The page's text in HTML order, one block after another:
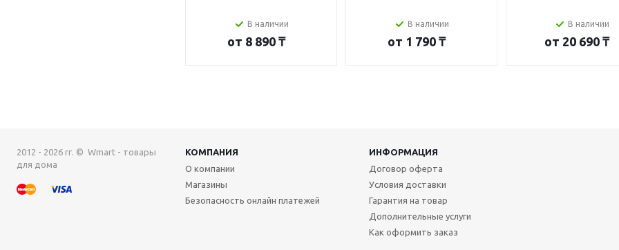
В наличии
от 8 890 ₸
В наличии
от 1 790 ₸
В наличии
от 20 690 ₸
2012 - 2026 гг. © Wmart - товары
для дома
КОМПАНИЯ
ИНФОРМАЦИЯ
О компании
Магазины
Безопасность онлайн платежей
Договор оферта
Условия доставки
Гарантия на товар
Дополнительные услуги
Как оформить заказ